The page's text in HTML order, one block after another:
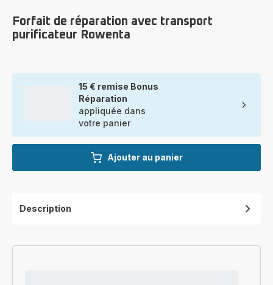
Forfait de réparation avec transport
purificateur Rowenta
15 € remise Bonus
Réparation
appliquée dans
votre panier
Ajouter au panier
Description